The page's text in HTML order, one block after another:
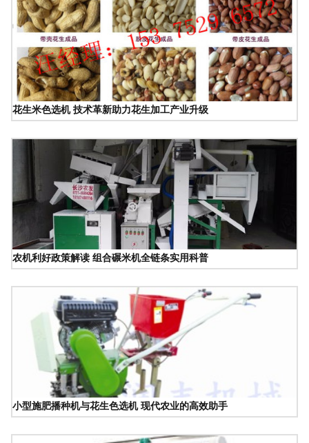
花生米色选机 技术革新助力花生加工产业升级
农机利好政策解读 组合碾米机全链条实用科普
小型施肥播种机与花生色选机 现代农业的高效助手